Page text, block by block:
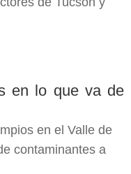
en lo que va de
en el Valle de
contaminantes a